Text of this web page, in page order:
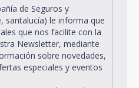
de Seguros y
santalucía) le informa que
que nos facilite con la
Newsletter, mediante
sobre novedades,
especiales y eventos